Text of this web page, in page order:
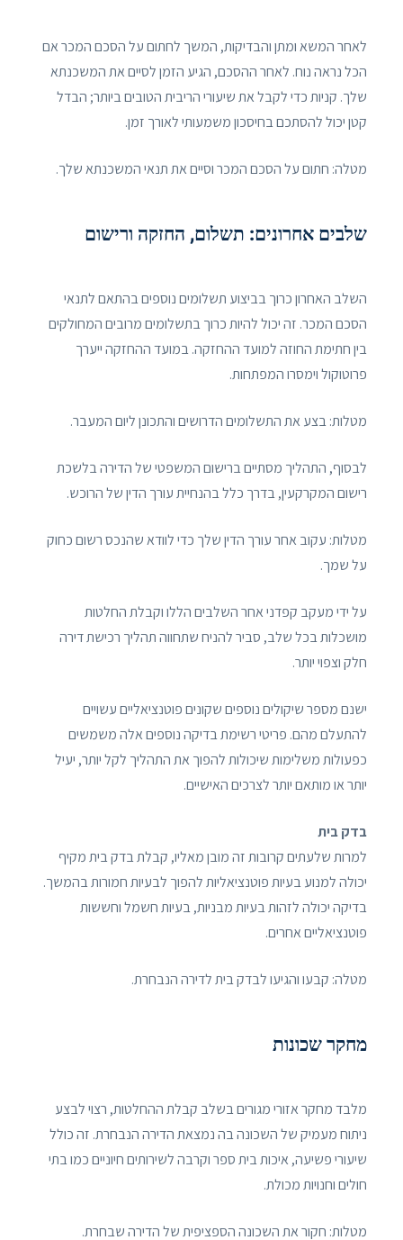
לאחר המשא ומתן והבדיקות, המשך לחתום על הסכם המכר אם
הכל נראה נוח. לאחר ההסכם, הגיע הזמן לסיים את המשכנתא
שלך. קניות כדי לקבל את שיעורי הריבית הטובים ביותר; הבדל
קטן יכול להסתכם בחיסכון משמעותי לאורך זמן.
מטלה: חתום על הסכם המכר וסיים את תנאי המשכנתא שלך.
שלבים אחרונים: תשלום, החזקה ורישום
השלב האחרון כרוך בביצוע תשלומים נוספים בהתאם לתנאי
הסכם המכר. זה יכול להיות כרוך בתשלומים מרובים המחולקים
בין חתימת החוזה למועד ההחזקה. במועד ההחזקה ייערך
פרוטוקול וימסרו המפתחות.
מטלות: בצע את התשלומים הדרושים והתכונן ליום המעבר.
לבסוף, התהליך מסתיים ברישום המשפטי של הדירה בלשכת
רישום המקרקעין, בדרך כלל בהנחיית עורך הדין של הרוכש.
מטלות: עקוב אחר עורך הדין שלך כדי לוודא שהנכס רשום כחוק
על שמך.
על ידי מעקב קפדני אחר השלבים הללו וקבלת החלטות
מושכלות בכל שלב, סביר להניח שתחווה תהליך רכישת דירה
חלק וצפוי יותר.
ישנם מספר שיקולים נוספים שקונים פוטנציאליים עשויים
להתעלם מהם. פריטי רשימת בדיקה נוספים אלה משמשים
כפעולות משלימות שיכולות להפוך את התהליך לקל יותר, יעיל
יותר או מותאם יותר לצרכים האישיים.
בדק בית
למרות שלעתים קרובות זה מובן מאליו, קבלת בדק בית מקיף
יכולה למנוע בעיות פוטנציאליות להפוך לבעיות חמורות בהמשך.
בדיקה יכולה לזהות בעיות מבניות, בעיות חשמל וחששות
פוטנציאליים אחרים.
מטלה: קבעו והגיעו לבדק בית לדירה הנבחרת.
מחקר שכונות
מלבד מחקר אזורי מגורים בשלב קבלת ההחלטות, רצוי לבצע
ניתוח מעמיק של השכונה בה נמצאת הדירה הנבחרת. זה כולל
שיעורי פשיעה, איכות בית ספר וקרבה לשירותים חיוניים כמו בתי
חולים וחנויות מכולת.
מטלות: חקור את השכונה הספציפית של הדירה שבחרת.